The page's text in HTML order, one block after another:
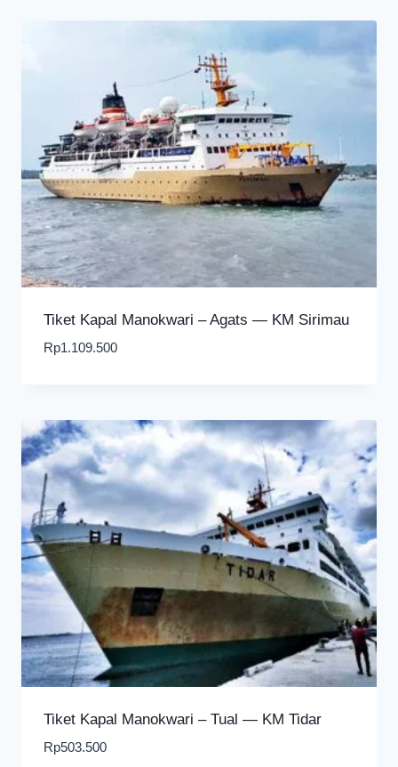
Tiket Kapal Manokwari – Agats — KM Sirimau
Rp1.109.500
Tiket Kapal Manokwari – Tual — KM Tidar
Rp503.500